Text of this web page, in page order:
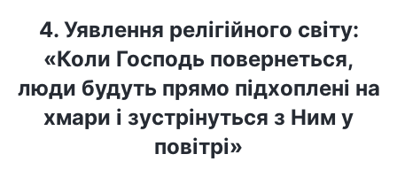
4. Уявлення релігійного світу:
«Коли Господь повернеться,
люди будуть прямо підхоплені на
хмари і зустрінуться з Ним у
повітрі»